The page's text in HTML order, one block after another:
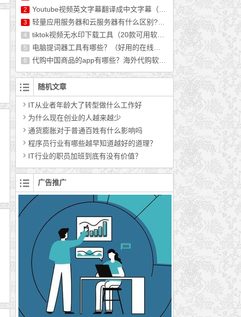
2 Youtube视频英文字幕翻译成中文字幕（最新教程）
3 轻量应用服务器和云服务器有什么区别?哪个好用?
4 tiktok视频无水印下载工具（20款可用软件推荐）
5 电脑提词器工具有哪些？（好用的在线提词器分享）
6 代购中国商品的app有哪些？海外代购软件排行榜前十
随机文章
IT从业者年龄大了转型做什么工作好
为什么现在创业的人越来越少
通货膨胀对于普通百姓有什么影响吗
程序员行业有哪些越早知道越好的道理？
IT行业的职员加班到底有没有价值？
广告推广